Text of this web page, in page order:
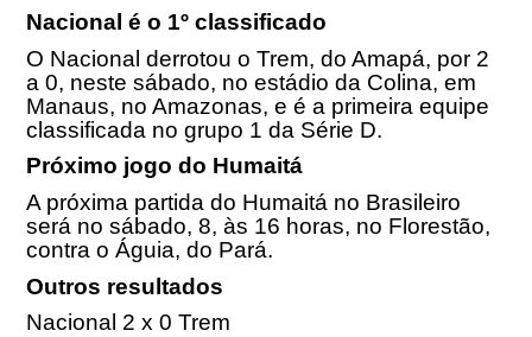
Nacional é o 1º classificado
O Nacional derrotou o Trem, do Amapá, por 2
a 0, neste sábado, no estádio da Colina, em
Manaus, no Amazonas, e é a primeira equipe
classificada no grupo 1 da Série D.
Próximo jogo do Humaitá
A próxima partida do Humaitá no Brasileiro
será no sábado, 8, às 16 horas, no Florestão,
contra o Águia, do Pará.
Outros resultados
Nacional 2 x 0 Trem